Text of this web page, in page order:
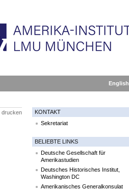
English
drucken
KONTAKT
Sekretariat
BELIEBTE LINKS
Deutsche Gesellschaft für
Amerikastudien
Deutsches Historisches Institut,
Washington DC
Amerikanisches Generalkonsulat